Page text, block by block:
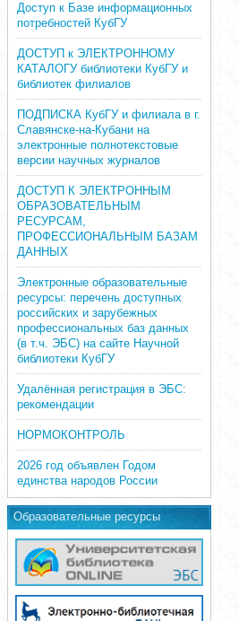
Доступ к Базе информационных
потребностей КубГУ
ДОСТУП к ЭЛЕКТРОННОМУ
КАТАЛОГУ библиотеки КубГУ и
библиотек филиалов
ПОДПИСКА КубГУ и филиала в г.
Славянске-на-Кубани на
электронные полнотекстовые
версии научных журналов
ДОСТУП К ЭЛЕКТРОННЫМ
ОБРАЗОВАТЕЛЬНЫМ
РЕСУРСАМ,
ПРОФЕССИОНАЛЬНЫМ БАЗАМ
ДАННЫХ
Электронные образовательные
ресурсы: перечень доступных
российских и зарубежных
профессиональных баз данных
(в т.ч. ЭБС) на сайте Научной
библиотеки КубГУ
Удалённая регистрация в ЭБС:
рекомендации
НОРМОКОНТРОЛЬ
2026 год объявлен Годом
единства народов России
Образовательные ресурсы